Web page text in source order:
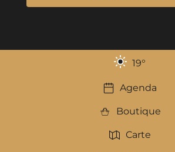
19°
Agenda
Boutique
Carte